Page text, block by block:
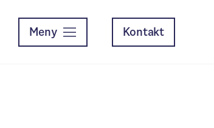
Meny Kontakt